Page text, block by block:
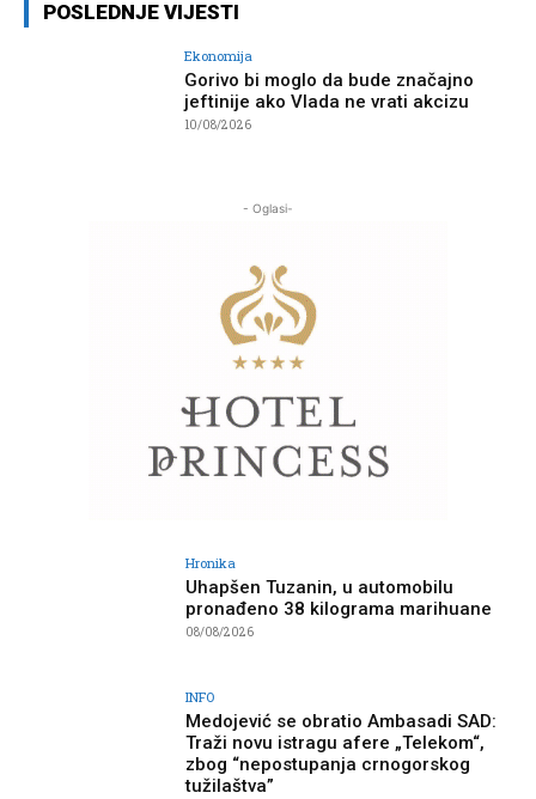
POSLEDNJE VIJESTI
Ekonomija
Gorivo bi moglo da bude značajno
jeftinije ako Vlada ne vrati akcizu
10/08/2026
- Oglasi-
Hronika
Uhapšen Tuzanin, u automobilu
pronađeno 38 kilograma marihuane
08/08/2026
INFO
Medojević se obratio Ambasadi SAD:
Traži novu istragu afere „Telekom“,
zbog “nepostupanja crnogorskog
tužilaštva”